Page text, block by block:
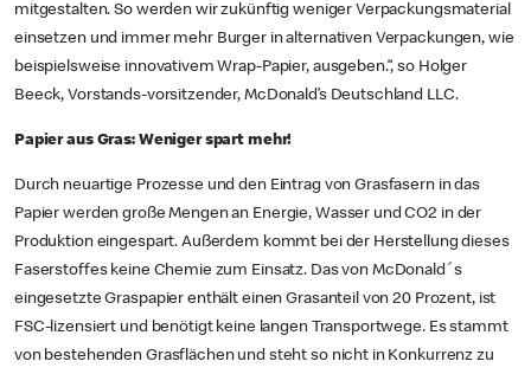
mitgestalten. So werden wir zukünftig weniger Verpackungsmaterial
einsetzen und immer mehr Burger in alternativen Verpackungen, wie
beispielsweise innovativem Wrap-Papier, ausgeben.“, so Holger
Beeck, Vorstands-vorsitzender, McDonald’s Deutschland LLC.
Papier aus Gras: Weniger spart mehr!
Durch neuartige Prozesse und den Eintrag von Grasfasern in das
Papier werden große Mengen an Energie, Wasser und CO2 in der
Produktion eingespart. Außerdem kommt bei der Herstellung dieses
Faserstoffes keine Chemie zum Einsatz. Das von McDonald´s
eingesetzte Graspapier enthält einen Grasanteil von 20 Prozent, ist
FSC-lizensiert und benötigt keine langen Transportwege. Es stammt
von bestehenden Grasflächen und steht so nicht in Konkurrenz zu